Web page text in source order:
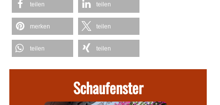
teilen teilen
merken teilen
teilen teilen
Schaufenster